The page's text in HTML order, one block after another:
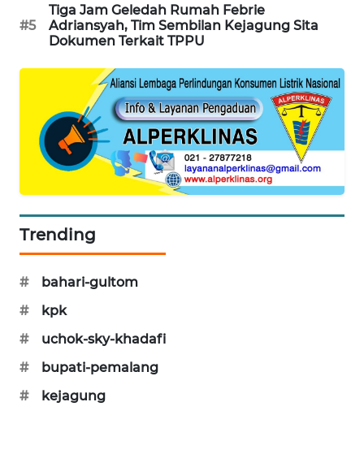
#5
Tiga Jam Geledah Rumah Febrie
Adriansyah, Tim Sembilan Kejagung Sita
Dokumen Terkait TPPU
Trending
#
bahari-gultom
#
kpk
#
uchok-sky-khadafi
#
bupati-pemalang
#
kejagung
KONSUMEN
LISTRIK
MASYARAKAT
KELISTRIKAN
WALINKI
ID
NET
WATCH